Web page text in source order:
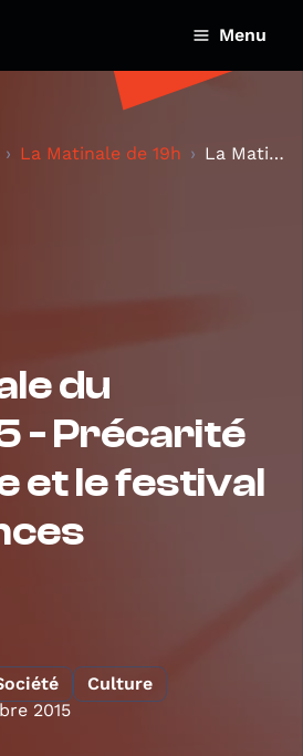
Menu
La Matinale de 19h La Matinale du 29/09/15 - Précarité étudiante et l...
du
- Précarité
et le festival
Culture
2015